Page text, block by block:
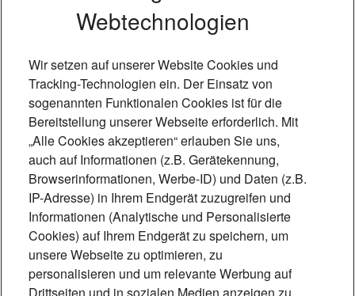
Foto: Sun-Ways
Solarenergie aus dem
Gleisbett
Webtechnologien
Wir setzen auf unserer Website Cookies und
Tracking-Technologien ein. Der Einsatz von
sogenannten Funktionalen Cookies ist für die
Bereitstellung unserer Webseite erforderlich. Mit
„Alle Cookies akzeptieren“ erlauben Sie uns,
auch auf Informationen (z.B. Gerätekennung,
Browserinformationen, Werbe-ID) und Daten (z.B.
IP-Adresse) in Ihrem Endgerät zuzugreifen und
Informationen (Analytische und Personalisierte
Cookies) auf Ihrem Endgerät zu speichern, um
unsere Webseite zu optimieren, zu
personalisieren und um relevante Werbung auf